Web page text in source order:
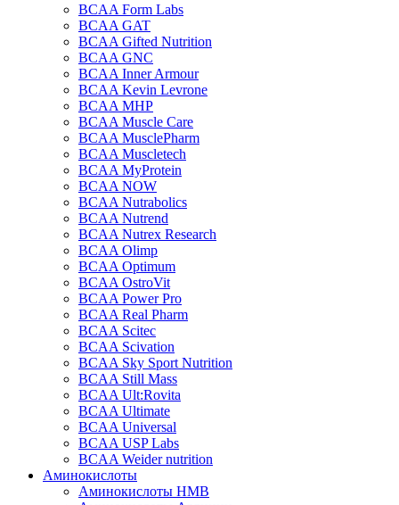
BCAA Form Labs
BCAA GAT
BCAA Gifted Nutrition
BCAA GNC
BCAA Inner Armour
BCAA Kevin Levrone
BCAA MHP
BCAA Muscle Care
BCAA MusclePharm
BCAA Muscletech
BCAA MyProtein
BCAA NOW
BCAA Nutrabolics
BCAA Nutrend
BCAA Nutrex Research
BCAA Olimp
BCAA Optimum
BCAA OstroVit
BCAA Power Pro
BCAA Real Pharm
BCAA Scitec
BCAA Scivation
BCAA Sky Sport Nutrition
BCAA Still Mass
BCAA Ult:Rovita
BCAA Ultimate
BCAA Universal
BCAA USP Labs
BCAA Weider nutrition
Аминокислоты
Аминокислоты HMB